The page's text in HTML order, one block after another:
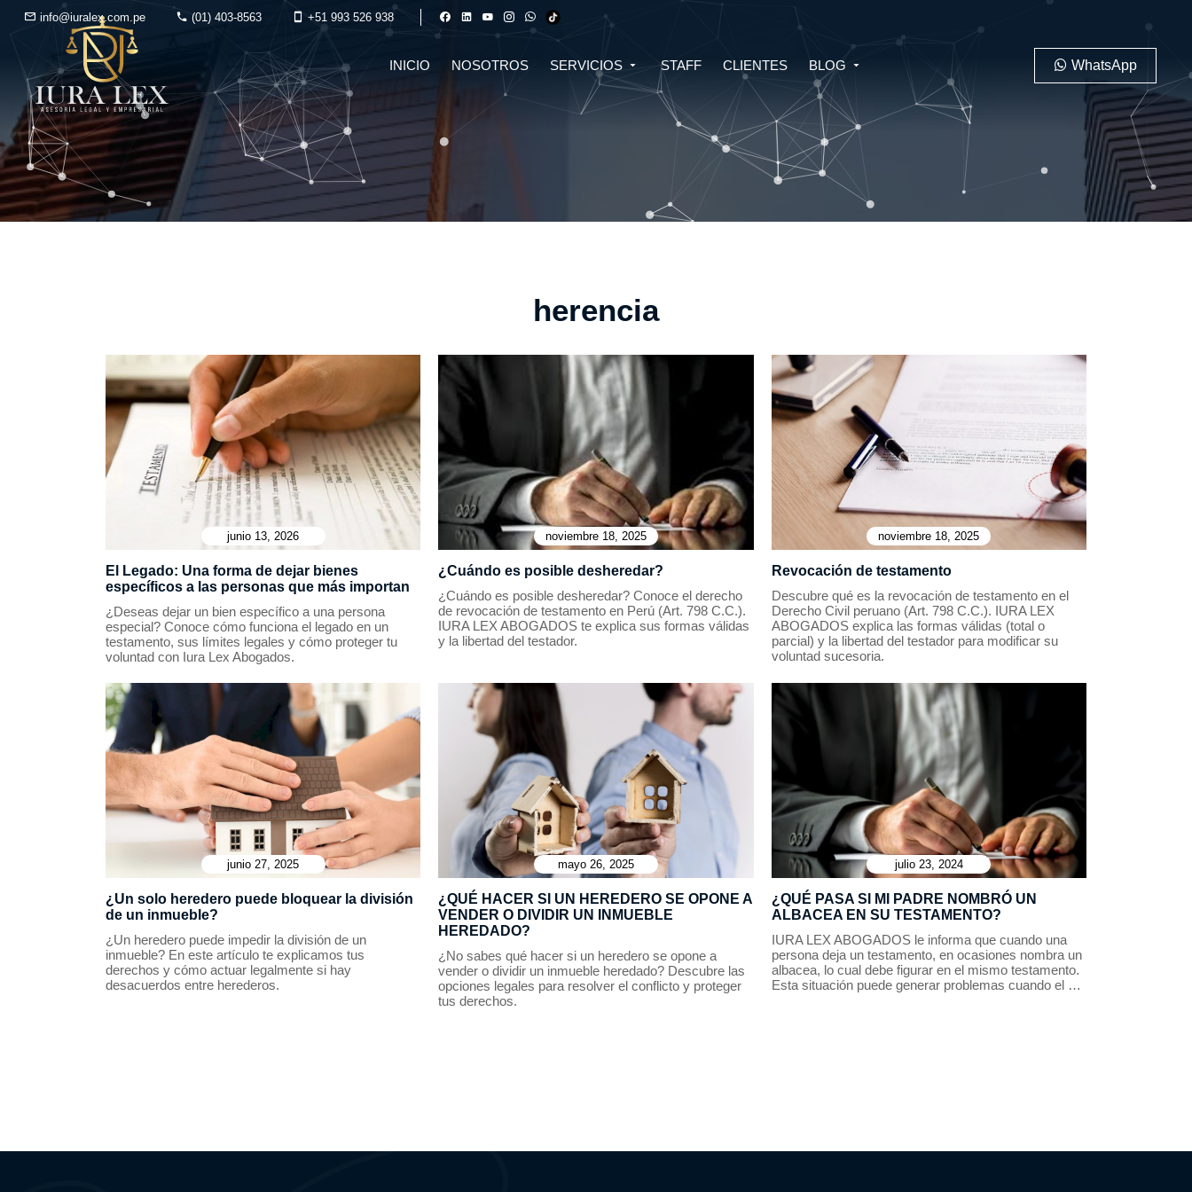
info@iuralex.com.pe (01) 403-8563 +51 993 526 938
INICIO NOSOTROS SERVICIOS
DERECHO FINANCIERO Y
CRIPTOMONEDAS
DERECHO TRIBUTARIO
DERECHO DE SALUD Y
DERECHO EMPRESARIAL Y
CORPORATIVO
DERECHO DIGITAL E IA
DERECHO INMOBILIARIO DERECHO MIGRATORIO
STAFF CLIENTES BLOG
CIVIL PENAL
TRIBUTARIO
WhatsApp
herencia
junio 13, 2026
El Legado: Una forma de dejar bienes
específicos a las personas que más importan
¿Deseas dejar un bien específico a una persona
especial? Conoce cómo funciona el legado en un
testamento, sus límites legales y cómo proteger tu
voluntad con Iura Lex Abogados.
noviembre 18, 2025
¿Cuándo es posible desheredar?
¿Cuándo es posible desheredar? Conoce el derecho
de revocación de testamento en Perú (Art. 798 C.C.).
IURA LEX ABOGADOS te explica sus formas válidas
y la libertad del testador.
noviembre 18, 2025
Revocación de testamento
Descubre qué es la revocación de testamento en el
Derecho Civil peruano (Art. 798 C.C.). IURA LEX
ABOGADOS explica las formas válidas (total o
parcial) y la libertad del testador para modificar su
voluntad sucesoria.
junio 27, 2025
¿Un solo heredero puede bloquear la división
de un inmueble?
¿Un heredero puede impedir la división de un
inmueble? En este artículo te explicamos tus
derechos y cómo actuar legalmente si hay
desacuerdos entre herederos.
mayo 26, 2025
¿QUÉ HACER SI UN HEREDERO SE OPONE A
VENDER O DIVIDIR UN INMUEBLE
HEREDADO?
¿No sabes qué hacer si un heredero se opone a
vender o dividir un inmueble heredado? Descubre las
opciones legales para resolver el conflicto y proteger
tus derechos.
julio 23, 2024
¿QUÉ PASA SI MI PADRE NOMBRÓ UN
ALBACEA EN SU TESTAMENTO?
IURA LEX ABOGADOS le informa que cuando una
persona deja un testamento, en ocasiones nombra un
albacea, lo cual debe figurar en el mismo testamento.
Esta situación puede generar problemas cuando el …